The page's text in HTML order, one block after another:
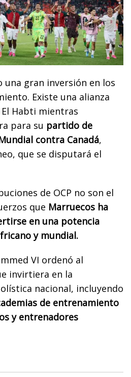
una gran inversión en los
Existe una alianza
El Habti mientras
para su partido de
contra Canadá,
que se disputará el
de OCP no son el
que Marruecos ha
en una potencia
y mundial.
VI ordenó al
invirtiera en la
nacional, incluyendo
de entrenamiento
y entrenadores